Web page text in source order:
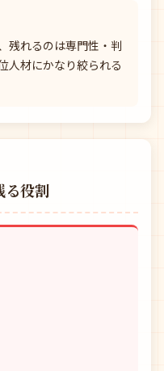
残れるのは専門性・判
人材にかなり絞られる
る役割